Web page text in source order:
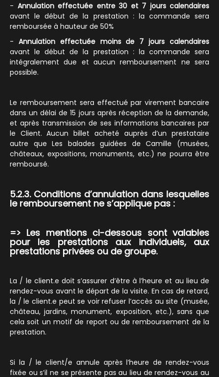
- Annulation effectuée entre 30 et 7 jours calendaires
avant le début de la prestation : la commande sera
remboursée à hauteur de 50%
- Annulation effectuée moins de 7 jours calendaires
avant le début de la prestation : la commande sera
intégralement due et aucun remboursement ne sera
possible.
Le remboursement sera effectué par virement bancaire
dans un délai de 15 jours après réception de la demande,
et après transmission de ses informations bancaires par
le Client. Aucun billet acheté auprès d’un prestataire
autre que Les balades guidées de Camille (musées,
châteaux, expositions, monuments, etc.) ne pourra être
remboursé.
5.2.3. Conditions d’annulation dans lesquelles
le remboursement ne s’applique pas :
=> Les mentions ci-dessous sont valables
pour les prestations aux individuels, aux
prestations privées ou de groupe.
La / le client.e doit s’assurer d’être à l’heure et au lieu de
rendez-vous avant le départ de la visite. En cas de retard,
la / le client.e peut se voir refuser l’accès au site (musée,
château, jardins, monument, exposition, etc.), sans que
cela soit un motif de report ou de remboursement de la
prestation.
Si la / le client/e annule après l’heure de rendez-vous
fixée ou s’il ne se présente pas au lieu de rendez-vous au